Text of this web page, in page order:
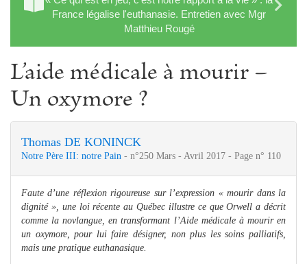
France légalise l'euthanasie. Entretien avec Mgr
Matthieu Rougé
L’aide médicale à mourir –
Un oxymore ?
Thomas DE KONINCK
Notre Père III: notre Pain - n°250 Mars - Avril 2017 - Page n° 110
Faute d’une réflexion rigoureuse sur l’expression « mourir dans la
dignité », une loi récente au Québec illustre ce que Orwell a décrit
comme la novlangue, en transformant l’Aide médicale à mourir en
un oxymore, pour lui faire désigner, non plus les soins palliatifs,
mais une pratique euthanasique.